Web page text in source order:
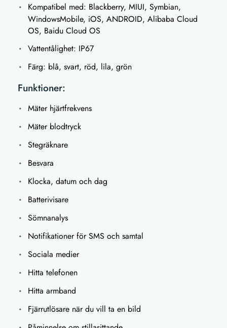
Kompatibel med: Blackberry, MIUI, Symbian,
WindowsMobile, iOS, ANDROID, Alibaba Cloud
OS, Baidu Cloud OS
Vattentålighet: IP67
Färg: blå, svart, röd, lila, grön
Funktioner:
Mäter hjärtfrekvens
Mäter blodtryck
Stegräknare
Besvara
Klocka, datum och dag
Batterivisare
Sömnanalys
Notifikationer för SMS och samtal
Sociala medier
Hitta telefonen
Hitta armband
Fjärrutlösare när du vill ta en bild